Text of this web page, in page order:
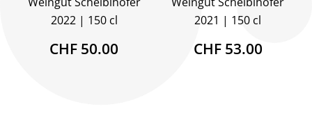
2022
150 cl
CHF 50.00
2021
150 cl
CHF 53.00